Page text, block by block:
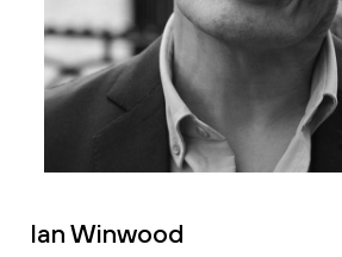
Ian Winwood